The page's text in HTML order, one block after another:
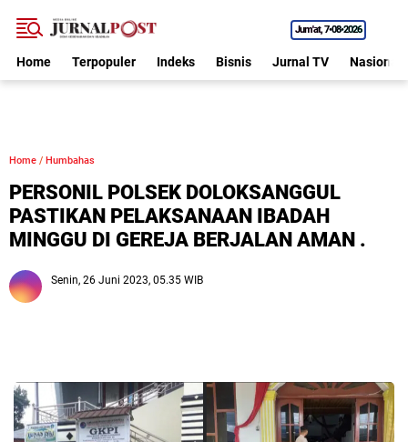
Jum'at 7•08•2026
Home Terpopuler Indeks Bisnis Jurnal TV Nasional
Home / Humbahas
PERSONIL POLSEK DOLOKSANGGUL
PASTIKAN PELAKSANAAN IBADAH
MINGGU DI GEREJA BERJALAN AMAN .
Senin, 26 Juni 2023, 05.35 WIB